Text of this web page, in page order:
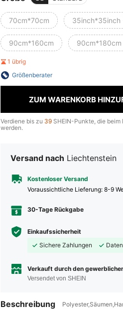
70cm*70cm
90cm*160cm 90cm*180cm
1 übrig
Größenberater
ZUM WARENKORB
Verdiene bis zu 39 SHEIN-Punkte, die
werden.
Versand nach Liechtenstein
Kostenloser Versand
Voraussichtliche Lieferung: 8-9
30-Tage Rückgabe
Einkaufssicherheit
Sichere Zahlungen
Verkauft durch den
Versendet von SHEIN
Beschreibung